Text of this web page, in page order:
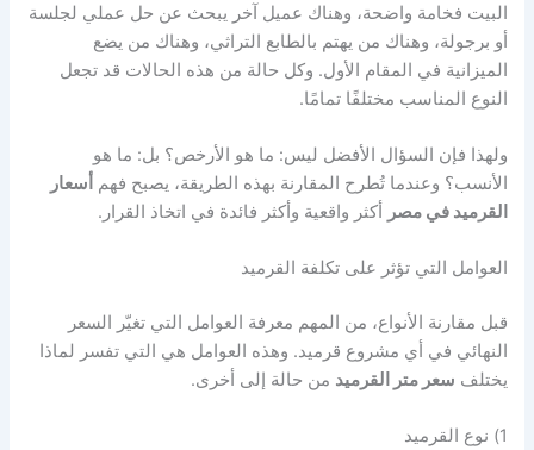
البيت فخامة واضحة، وهناك عميل آخر يبحث عن حل عملي لجلسة
أو برجولة، وهناك من يهتم بالطابع التراثي، وهناك من يضع
الميزانية في المقام الأول. وكل حالة من هذه الحالات قد تجعل
النوع المناسب مختلفًا تمامًا.
ولهذا فإن السؤال الأفضل ليس: ما هو الأرخص؟ بل: ما هو
الأنسب؟ وعندما تُطرح المقارنة بهذه الطريقة، يصبح فهم أسعار
القرميد في مصر أكثر واقعية وأكثر فائدة في اتخاذ القرار.
العوامل التي تؤثر على تكلفة القرميد
قبل مقارنة الأنواع، من المهم معرفة العوامل التي تغيّر السعر
النهائي في أي مشروع قرميد. وهذه العوامل هي التي تفسر لماذا
يختلف سعر متر القرميد من حالة إلى أخرى.
1) نوع القرميد